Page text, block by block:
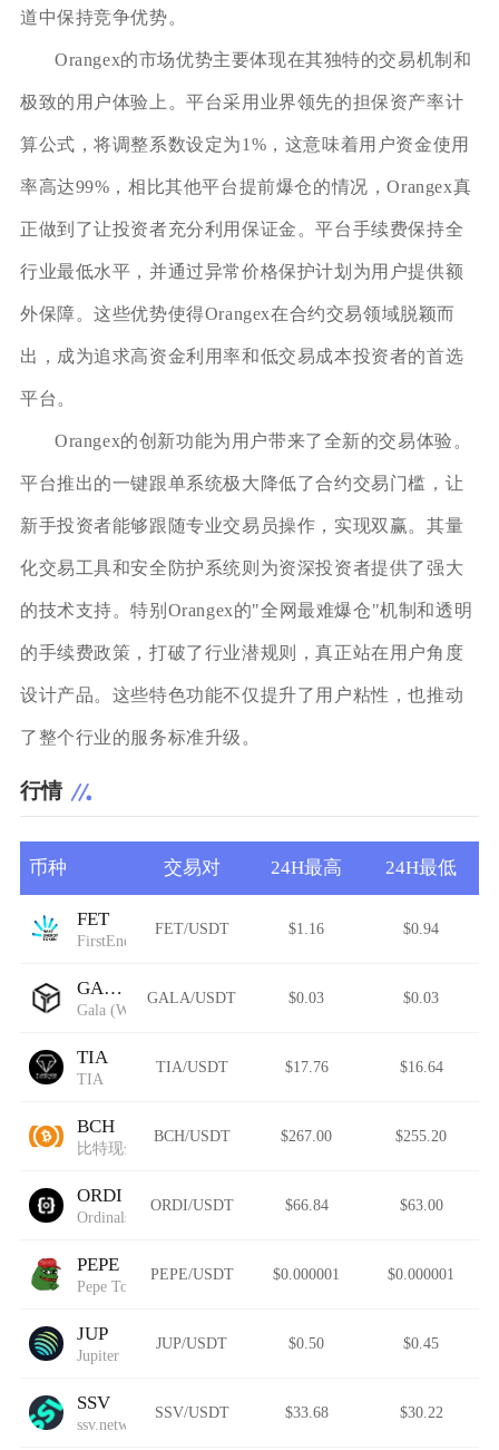
道中保持竞争优势。
Orangex的市场优势主要体现在其独特的交易机制和
极致的用户体验上。平台采用业界领先的担保资产率计
算公式，将调整系数设定为1%，这意味着用户资金使用
率高达99%，相比其他平台提前爆仓的情况，Orangex真
正做到了让投资者充分利用保证金。平台手续费保持全
行业最低水平，并通过异常价格保护计划为用户提供额
外保障。这些优势使得Orangex在合约交易领域脱颖而
出，成为追求高资金利用率和低交易成本投资者的首选
平台。
Orangex的创新功能为用户带来了全新的交易体验。
平台推出的一键跟单系统极大降低了合约交易门槛，让
新手投资者能够跟随专业交易员操作，实现双赢。其量
化交易工具和安全防护系统则为资深投资者提供了强大
的技术支持。特别Orangex的"全网最难爆仓"机制和透明
的手续费政策，打破了行业潜规则，真正站在用户角度
设计产品。这些特色功能不仅提升了用户粘性，也推动
了整个行业的服务标准升级。
行情
币种 交易对 24H最高 24H最低
FET
FirstEnergy Token
FET/USDT $1.16 $0.94
GALA
Gala (Wormhole)
GALA/USDT $0.03 $0.03
TIA
TIA
TIA/USDT $17.76 $16.64
BCH
比特现金
BCH/USDT $267.00 $255.20
ORDI
Ordinals
ORDI/USDT $66.84 $63.00
PEPE
Pepe Token
PEPE/USDT $0.000001 $0.000001
JUP
Jupiter
JUP/USDT $0.50 $0.45
SSV
ssv.network
SSV/USDT $33.68 $30.22